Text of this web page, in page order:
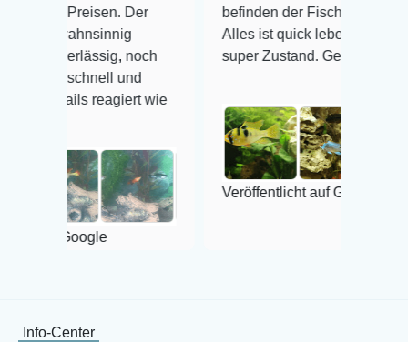
noch
reagiert wie
befinden der Fische einwandfrei.
Alles ist quick lebendig und im
super Zustand. Gerne wieder 😃
Veröffentlicht auf Google
Info-Center